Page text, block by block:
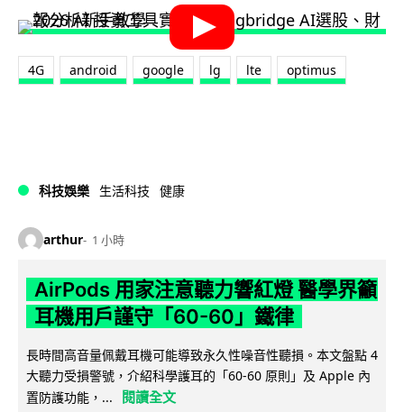
4G android google lg lte optimus
科技娛樂 生活科技 健康
arthur 1 小時
AirPods 用家注意聽力響紅燈 醫學界籲
耳機用戶謹守「60-60」鐵律
長時間高音量佩戴耳機可能導致永久性噪音性聽損。本文盤點 4
大聽力受損警號，介紹科學護耳的「60-60 原則」及 Apple 內
置防護功能，...
閱讀全文